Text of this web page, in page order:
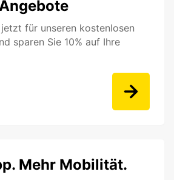
für unseren kostenlosen
sparen Sie 10% auf Ihre
Mehr Mobilität.